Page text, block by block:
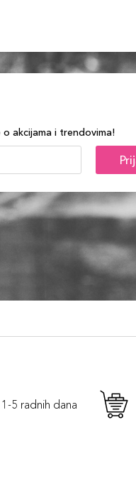
akcijama i trendovima!
5 radnih dana